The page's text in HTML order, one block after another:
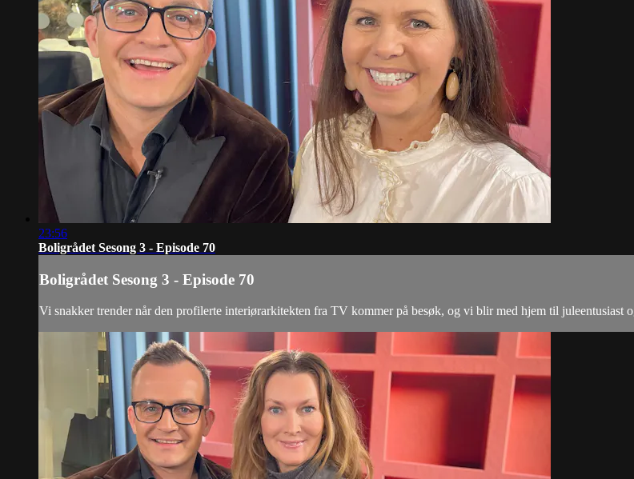
23:56
Boligrådet Sesong 3 - Episode 70
Boligrådet Sesong 3 - Episode 70
Vi snakker trender når den profilerte interiørarkitekten fra TV kommer på besøk, og vi blir med hjem til